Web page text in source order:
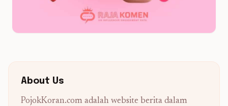
About Us
PojokKoran.com adalah website berita dalam